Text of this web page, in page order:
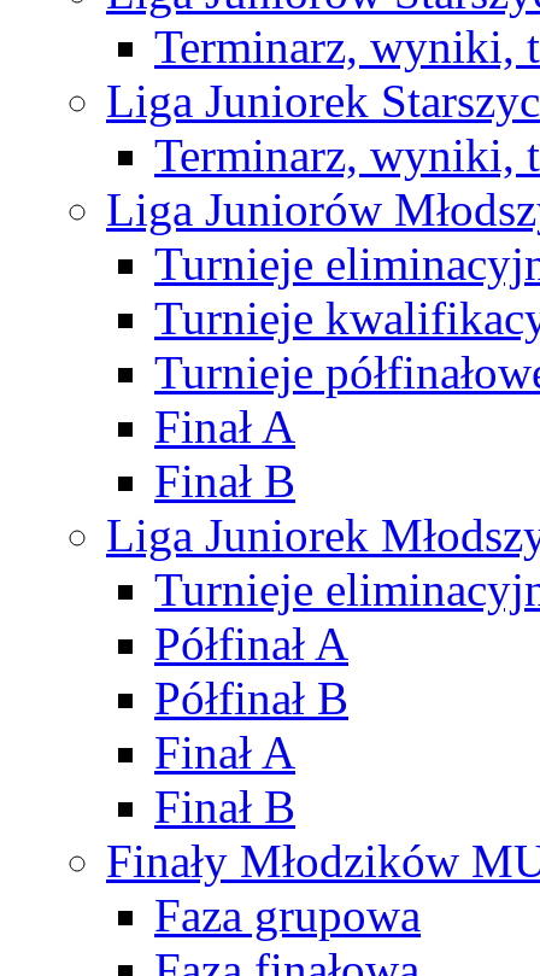
Terminarz, wyniki,
Liga Juniorek
Terminarz, wyniki,
Liga Juniorów
Turnieje
Turnieje
Turnieje
Finał A
Finał B
Liga Juniorek
Turnieje
Półfinał A
Półfinał B
Finał A
Finał B
Finały Młodzików
Faza grupowa